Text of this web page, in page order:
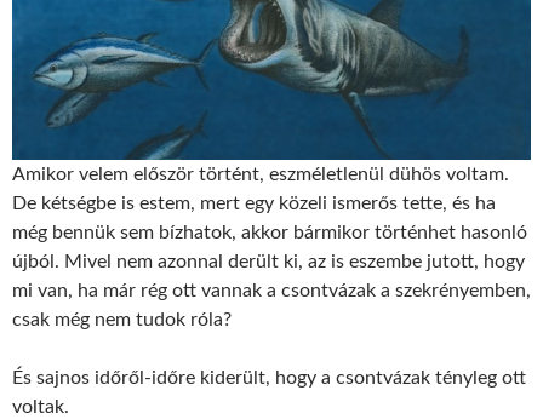
Amikor velem először történt, eszméletlenül dühös voltam.
De kétségbe is estem, mert egy közeli ismerős tette, és ha
még bennük sem bízhatok, akkor bármikor történhet hasonló
újból. Mivel nem azonnal derült ki, az is eszembe jutott, hogy
mi van, ha már rég ott vannak a csontvázak a szekrényemben,
csak még nem tudok róla?
És sajnos időről-időre kiderült, hogy a csontvázak tényleg ott
voltak.